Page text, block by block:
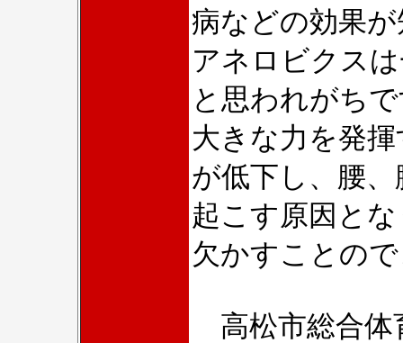
病などの効果
アネロビクス
と思われがち
大きな力を発
が低下し、腰
起こす原因と
欠かすことの
高松市総合体